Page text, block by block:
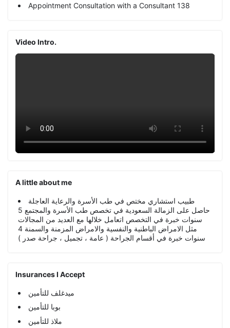
Appointment Consultation with a Consultant 138
Video Intro.
A little about me
طبيب استشاري مختص في طب الأسرة والرعاية العاجلة
حاصل على الزمالة السعودية في تخصص طب الأسرة والمجتمع 5
سنوات خبرة في التخصص اتعامل خلالها مع العديد من المجالات
مثل الامراض الباطنية والنفسية والامراض المزمنة والسمنة 4
سنوات خبرة في أقسام الجراحة ( عامة ، تجميل ، جراحة صدر )
Insurances I Accept
ميدغلف للتأمين
بوبا للتأمين
ملاذ للتأمين